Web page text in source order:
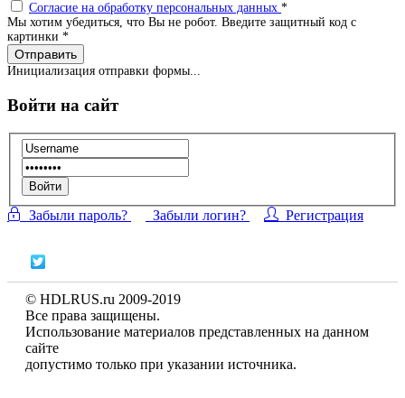
Согласие на обработку персональных данных *
Мы хотим убедиться, что Вы не робот. Введите защитный код с
картинки *
Отправить
Инициализация отправки формы...
Войти на сайт
Войти
Забыли пароль? Забыли логин? Регистрация
© HDLRUS.ru 2009-2019
Все права защищены.
Использование материалов представленных на данном
сайте
допустимо только при указании источника.